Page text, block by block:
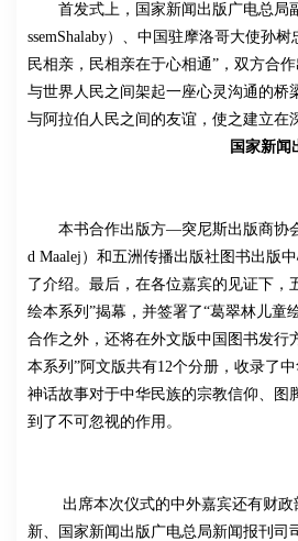
首发式上，国家新闻出版广电总局
ssemShalaby）、中国驻摩洛哥大使孙
民相亲，民相亲在于心相通”，双方合
与世界人民之间架起一座心灵沟通的桥
与阿拉伯人民之间的友谊，使之建立在
国家新闻
本书合作出版方—突尼斯出版商协
d Maalej）和五洲传播出版社图书出版
了介绍。最后，在各位嘉宾的见证下，
绘本系列”揭幕，并签署了“葛翠林儿童
合作之外，还将在外文版中国图书发行
本系列”阿文版共有12个分册，收录了
神话故事对于中华民族的宗教信仰、图
到了不可忽视的作用。
出席本次仪式的中外嘉宾还有财
新、国家新闻出版广电总局新闻报刊